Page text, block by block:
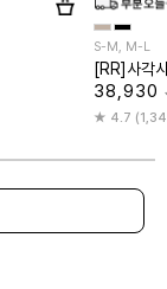
S-M, M-L
[RR]사각
38,930
4.7